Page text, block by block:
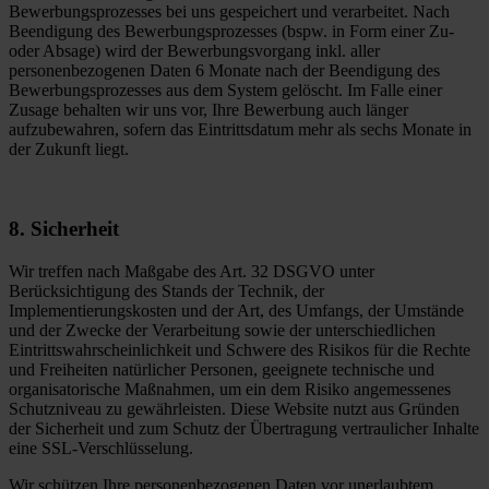
Bewerbungsprozesses bei uns gespeichert und verarbeitet. Nach
Beendigung des Bewerbungsprozesses (bspw. in Form einer Zu-
oder Absage) wird der Bewerbungsvorgang inkl. aller
personenbezogenen Daten 6 Monate nach der Beendigung des
Bewerbungsprozesses aus dem System gelöscht. Im Falle einer
Zusage behalten wir uns vor, Ihre Bewerbung auch länger
aufzubewahren, sofern das Eintrittsdatum mehr als sechs Monate in
der Zukunft liegt.
8. Sicherheit
Wir treffen nach Maßgabe des Art. 32 DSGVO unter
Berücksichtigung des Stands der Technik, der
Implementierungskosten und der Art, des Umfangs, der Umstände
und der Zwecke der Verarbeitung sowie der unterschiedlichen
Eintrittswahrscheinlichkeit und Schwere des Risikos für die Rechte
und Freiheiten natürlicher Personen, geeignete technische und
organisatorische Maßnahmen, um ein dem Risiko angemessenes
Schutzniveau zu gewährleisten. Diese Website nutzt aus Gründen
der Sicherheit und zum Schutz der Übertragung vertraulicher Inhalte
eine SSL-Verschlüsselung.
Wir schützen Ihre personenbezogenen Daten vor unerlaubtem